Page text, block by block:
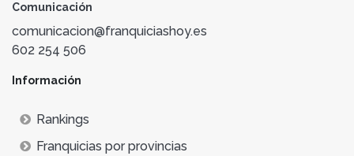
Comunicación
comunicacion@franquiciashoy.es
602 254 506
Información
Rankings
Franquicias por provincias